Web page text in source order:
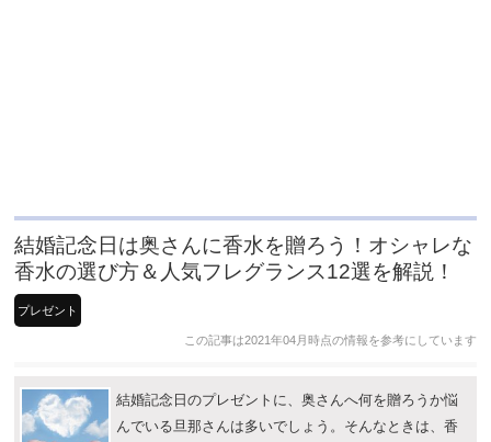
結婚記念日は奥さんに香水を贈ろう！オシャレな
香水の選び方＆人気フレグランス12選を解説！
プレゼント
この記事は2021年04月時点の情報を参考にしています
結婚記念日のプレゼントに、奥さんへ何を贈ろうか悩
んでいる旦那さんは多いでしょう。そんなときは、香